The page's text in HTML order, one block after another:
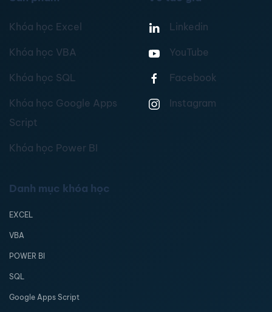
Khóa học Excel
Khóa học VBA
Khóa học SQL
Khóa học Google Apps
Script
Khóa học Power BI
Linkedin
YouTube
Facebook
Instagram
Danh mục khóa học
EXCEL
VBA
POWER BI
SQL
Google Apps Script